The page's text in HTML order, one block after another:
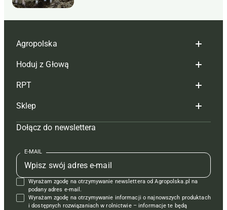
Agropolska
Redakcja
Reklama
Tagi
Mapa serwisu
Kontakt
Regulamin
Polityka prywatności
Hoduj z Głową
Hoduj z głową bydło
Hoduj z głową świnie
Prenumerata
Redakcja
Kontakt
Reklama
RPT
Redakcja
Prenumerata
Reklama
Kontakt
Krzyżówki
Sklep
Czasopisma i prenumerata
Książki
Regulamin
Dołącz do newslettera
E-MAIL
Wyrażam zgodę na otrzymywanie newslettera od Agropolska.pl na
podany adres e-mail.
Wyrażam zgodę na otrzymywanie informacji o najnowszych produktach
i dostępnych rozwiązaniach w rolnictwie – informacje te będą